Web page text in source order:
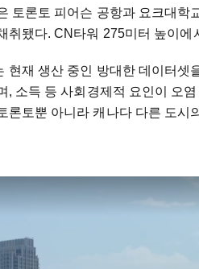
토론토 피어슨 공항과 요크대학
취됐다. CN타워 275미터 높이에
현재 생산 중인 방대한 데이터셋
, 소득 등 사회경제적 요인이 오
론토뿐 아니라 캐나다 다른 도시